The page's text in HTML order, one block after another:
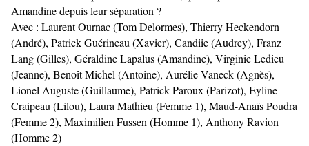
Amandine depuis leur séparation ?
Avec : Laurent Ournac (Tom Delormes), Thierry Heckendorn
(André), Patrick Guérineau (Xavier), Candiie (Audrey), Franz
Lang (Gilles), Géraldine Lapalus (Amandine), Virginie Ledieu
(Jeanne), Benoît Michel (Antoine), Aurélie Vaneck (Agnès),
Lionel Auguste (Guillaume), Patrick Paroux (Parizot), Eyline
Craipeau (Lilou), Laura Mathieu (Femme 1), Maud-Anaïs Poudra
(Femme 2), Maximilien Fussen (Homme 1), Anthony Ravion
(Homme 2)